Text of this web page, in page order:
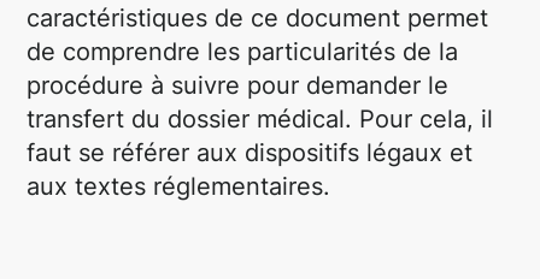
caractéristiques de ce document permet
de comprendre les particularités de la
procédure à suivre pour demander le
transfert du dossier médical. Pour cela, il
faut se référer aux dispositifs légaux et
aux textes réglementaires.